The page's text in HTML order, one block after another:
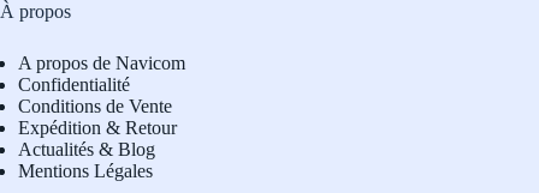
À propos
A propos de Navicom
Confidentialité
Conditions de Vente
Expédition & Retour
Actualités & Blog
Mentions Légales